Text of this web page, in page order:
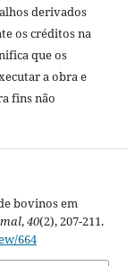
derivados
os créditos na
que os
a obra e
fins não
bovinos em
,40(2), 207-211.
664